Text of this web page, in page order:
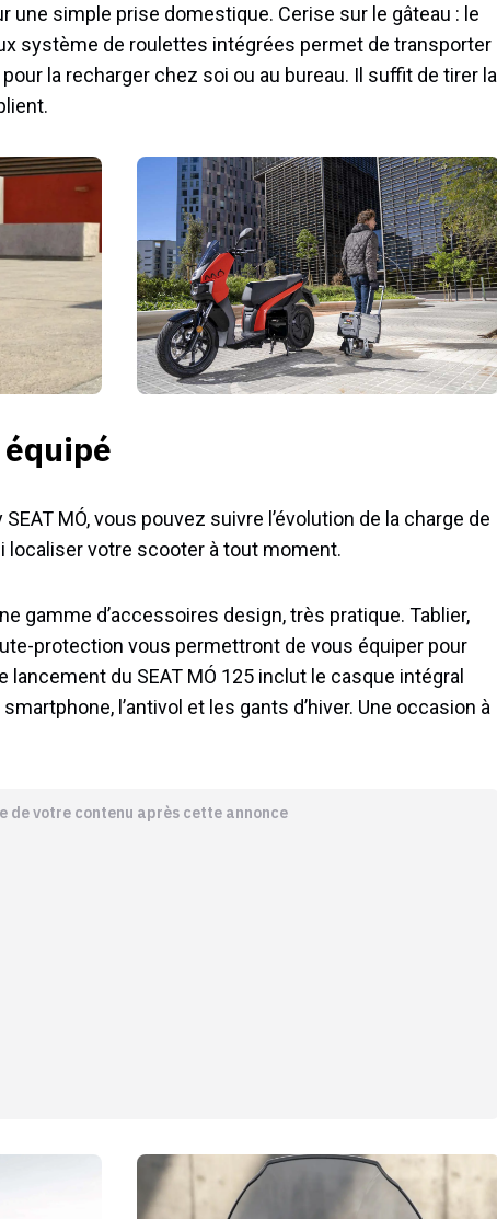
une simple prise domestique. Cerise sur le gâteau : le
système de roulettes intégrées permet de transporter
la recharger chez soi ou au bureau. Il suffit de tirer la
MÓ, vous pouvez suivre l’évolution de la charge de
localiser votre scooter à tout moment.
gamme d’accessoires design, très pratique. Tablier,
protection vous permettront de vous équiper pour
lancement du SEAT MÓ 125 inclut le casque intégral
l’antivol et les gants d’hiver. Une occasion à
de votre contenu après cette annonce